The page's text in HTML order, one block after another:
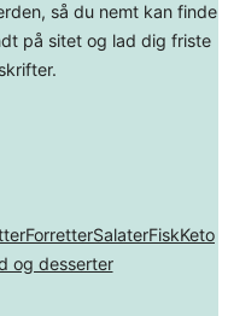
så du nemt kan finde
på sitet og lad dig friste
ForretterSalaterFiskKeto
og desserter